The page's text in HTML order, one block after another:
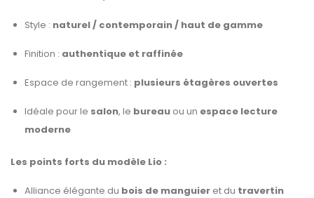
Style : naturel / contemporain / haut de gamme
Finition : authentique et raffinée
Espace de rangement : plusieurs étagères ouvertes
Idéale pour le salon, le bureau ou un espace lecture
moderne
Les points forts du modèle Lio :
Alliance élégante du bois de manguier et du travertin